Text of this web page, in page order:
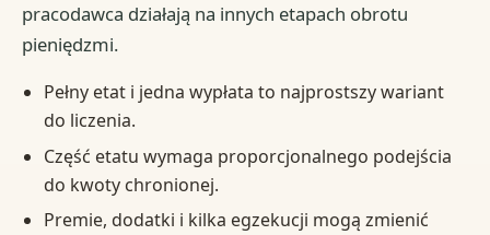
pracodawca działają na innych etapach obrotu
pieniędzmi.
Pełny etat i jedna wypłata to najprostszy wariant
do liczenia.
Część etatu wymaga proporcjonalnego podejścia
do kwoty chronionej.
Premie, dodatki i kilka egzekucji mogą zmienić